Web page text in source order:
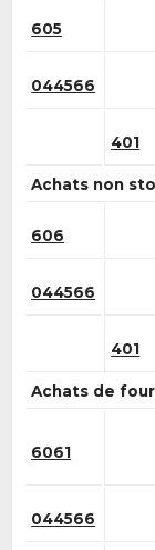
605
044566
401
Achats non
606
044566
401
Achats de
6061
044566